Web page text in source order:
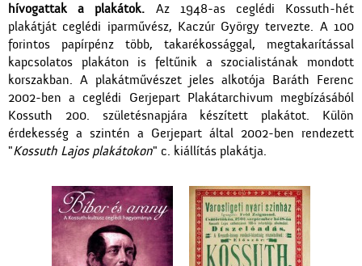
hívogattak a plakátok. Az 1948-as ceglédi Kossuth-hét
plakátját ceglédi iparművész, Kaczúr György tervezte. A 100
forintos papírpénz több, takarékossággal, megtakarítással
kapcsolatos plakáton is feltűnik a szocialistának mondott
korszakban. A plakátművészet jeles alkotója Baráth Ferenc
2002-ben a ceglédi Gerjepart Plakátarchivum megbízásából
Kossuth 200. születésnapjára készített plakátot. Külön
érdekesség a szintén a Gerjepart által 2002-ben rendezett
"Kossuth Lajos plakátokon" c. kiállítás plakátja.